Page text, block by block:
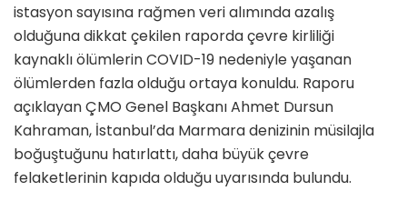
istasyon sayısına rağmen veri alımında azalış
olduğuna dikkat çekilen raporda çevre kirliliği
kaynaklı ölümlerin COVID-19 nedeniyle yaşanan
ölümlerden fazla olduğu ortaya konuldu. Raporu
açıklayan ÇMO Genel Başkanı Ahmet Dursun
Kahraman, İstanbul’da Marmara denizinin müsilajla
boğuştuğunu hatırlattı, daha büyük çevre
felaketlerinin kapıda olduğu uyarısında bulundu.